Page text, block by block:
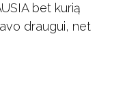
bet kurią
draugui, net